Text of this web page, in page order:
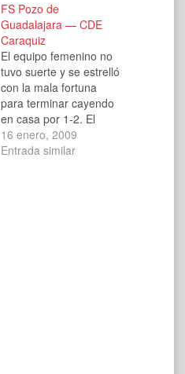
FS Pozo de
Guadalajara — CDE
Caraquiz
El equipo femenino no
tuvo suerte y se estrelló
con la mala fortuna
para terminar cayendo
en casa por 1-2. El
resultado no refleja lo
que pasó en el terreno
16 enero, 2009
Entrada similar